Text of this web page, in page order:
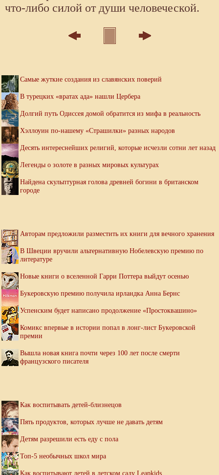
что-либо силой от души человеческой.
Самые жуткие создания из славянских поверий
В турецких «вратах ада» нашли Цербера
Долгий путь Одиссея домой обратится из мифа в реальность
Хэллоуин по-нашему «Страшилки» разных народов
Десять интереснейших религий, которые исчезли сотни лет назад
Легенды о золоте в разных мировых культурах
Найдена скульптурная голова древней богини в британском
городе
Авторам предложили разместить их книги для вечного хранения
В Швеции вручили альтернативную Нобелевскую премию по
литературе
Новые книги о вселенной Гарри Поттера выйдут осенью
Букеровскую премию получила ирландка Анна Бернс
Успенским будет написано продолжение «Простоквашино»
Комикс впервые в истории попал в лонг-лист Букеровской
премии
Вышла новая книга почти через 100 лет после смерти
французского писателя
Как воспитывать детей-близнецов
Пять продуктов, которых лучше не давать детям
Детям разрешили есть еду с пола
Топ-5 необычных школ мира
Как воспитывают детей в детском саду Leapkids